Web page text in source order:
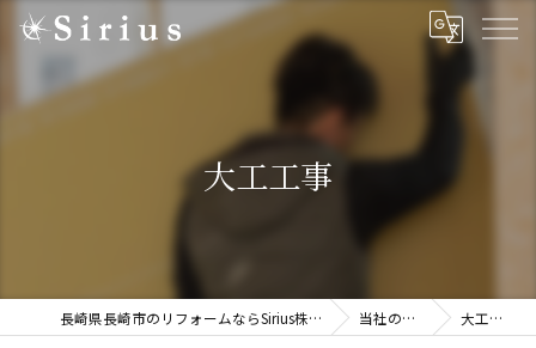
大工工事
長崎県長崎市のリフォームならSirius株式会社 当社の特徴 大工工事